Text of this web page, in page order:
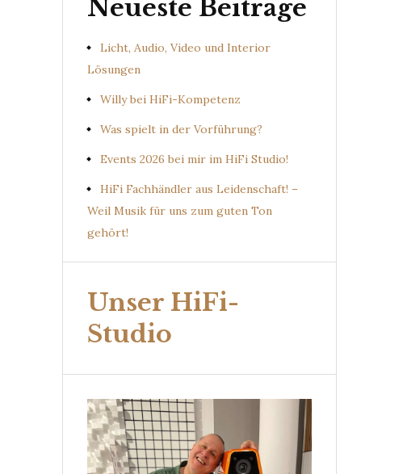
Neueste Beiträge
Licht, Audio, Video und Interior
Lösungen
Willy bei HiFi-Kompetenz
Was spielt in der Vorführung?
Events 2026 bei mir im HiFi Studio!
HiFi Fachhändler aus Leidenschaft! –
Weil Musik für uns zum guten Ton
gehört!
Unser HiFi-
Studio